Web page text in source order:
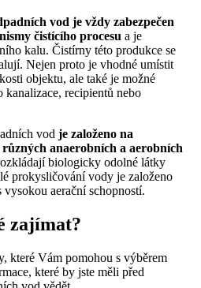
vod je vždy zabezpečen
čistícího procesu a je
kalu. Čistírny této produkce se
Nejen proto je vhodné umístit
objektu, ale také je možné
recipientů nebo
vod je založeno na
anaerobních a aerobních
biologicky odolné látky
prokysličování vody je založeno
aerační schopností.
zajímat?
které Vám pomohou s výběrem
které by jste měli před